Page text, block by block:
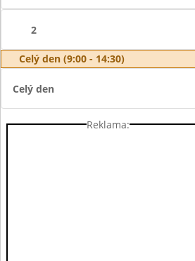
2
Celý den (9:00 - 14:30)
Celý den
Reklama: